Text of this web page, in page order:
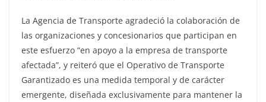
La Agencia de Transporte agradeció la colaboración de
las organizaciones y concesionarios que participan en
este esfuerzo “en apoyo a la empresa de transporte
afectada”, y reiteró que el Operativo de Transporte
Garantizado es una medida temporal y de carácter
emergente, diseñada exclusivamente para mantener la